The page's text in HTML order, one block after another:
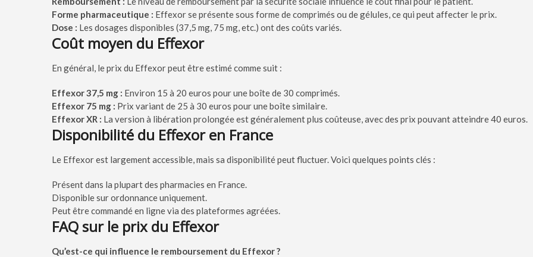
Forme pharmaceutique : Effexor se présente sous forme de comprimés ou de gélules, ce qui peut affecter le prix.
Dose : Les dosages disponibles (37,5 mg, 75 mg, etc.) ont des coûts variés.
Coût moyen du Effexor
En général, le prix du Effexor peut être estimé comme suit :
Effexor 37,5 mg : Environ 15 à 20 euros pour une boîte de 30 comprimés.
Effexor 75 mg : Prix variant de 25 à 30 euros pour une boîte similaire.
Effexor XR : La version à libération prolongée est généralement plus coûteuse, avec des prix pouvant atteindre 40 euros.
Disponibilité du Effexor en France
Le Effexor est largement accessible, mais sa disponibilité peut fluctuer. Voici quelques points clés :
Présent dans la plupart des pharmacies en France.
Disponible sur ordonnance uniquement.
Peut être commandé en ligne via des plateformes agréées.
FAQ sur le prix du Effexor
Qu’est-ce qui influence le remboursement du Effexor ?